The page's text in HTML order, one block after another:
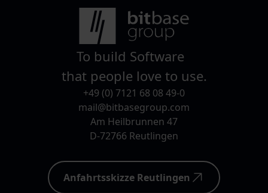
To build Software
that people love to use.
+49 (0) 7121 68 08 49-0
mail@bitbasegroup.com
Am Heilbrunnen 47
D-72766 Reutlingen
Anfahrtsskizze Reutlingen